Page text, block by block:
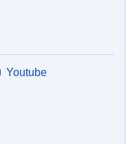
Youtube